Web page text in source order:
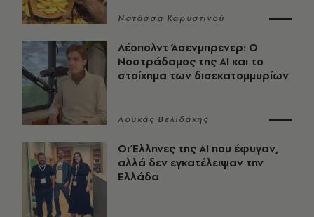
Νατάσσα Καρυστινού
Λέοπολντ Άσενμπρενερ: Ο
Νοστράδαμος της AI και το
στοίχημα των δισεκατομμυρίων
Λουκάς Βελιδάκης
Οι Έλληνες της ΑΙ που έφυγαν,
αλλά δεν εγκατέλειψαν την
Ελλάδα